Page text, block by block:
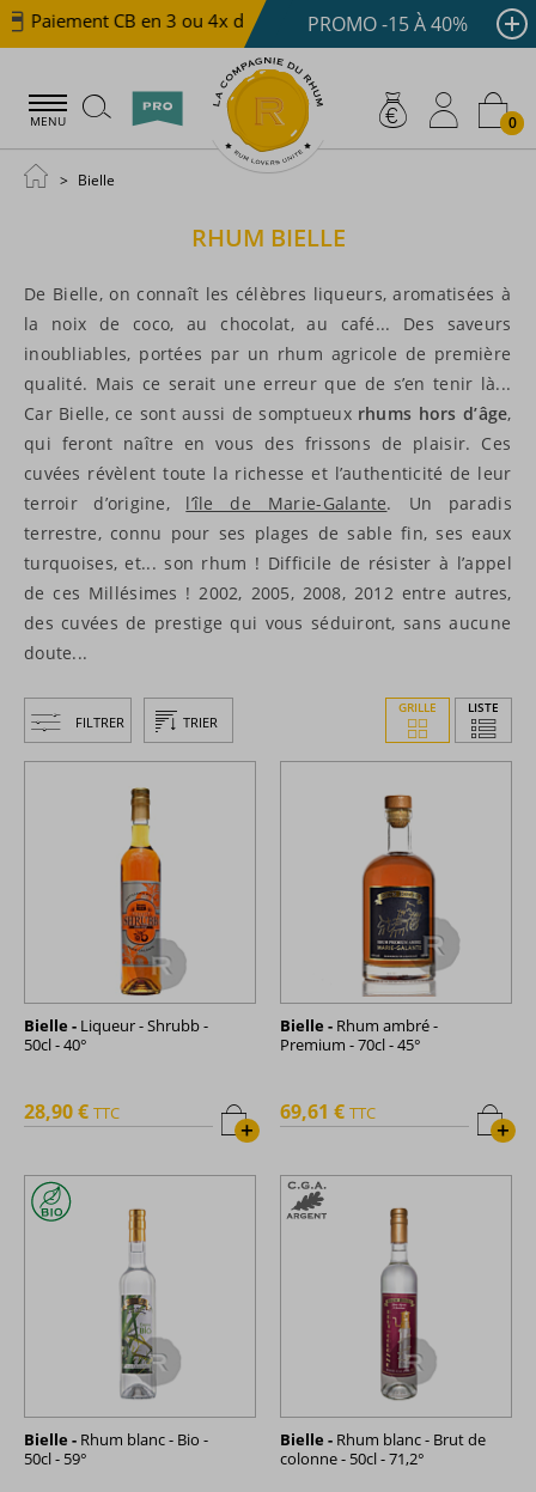
Paiement CB en 3 ou 4x dès 100 € Livraison offerte
PROMO -15 À 40%
MENU 0
Bielle
RHUM BIELLE
De Bielle, on connaît les célèbres liqueurs, aromatisées à
la noix de coco, au chocolat, au café... Des saveurs
inoubliables, portées par un rhum agricole de première
qualité. Mais ce serait une erreur que de s’en tenir là...
Car Bielle, ce sont aussi de somptueux rhums hors d’âge,
qui feront naître en vous des frissons de plaisir. Ces
cuvées révèlent toute la richesse et l’authenticité de leur
terroir d’origine, l’île de Marie-Galante. Un paradis
terrestre, connu pour ses plages de sable fin, ses eaux
turquoises, et... son rhum ! Difficile de résister à l’appel
de ces Millésimes ! 2002, 2005, 2008, 2012 entre autres,
des cuvées de prestige qui vous séduiront, sans aucune
doute...
FILTRER TRIER
GRILLE LISTE
Bielle - Liqueur - Shrubb -
50cl - 40°
+
28,90 € TTC
Bielle - Rhum ambré -
Premium - 70cl - 45°
+
69,61 € TTC
Bielle - Rhum blanc - Bio -
50cl - 59°
Bielle - Rhum blanc - Brut de
colonne - 50cl - 71,2°